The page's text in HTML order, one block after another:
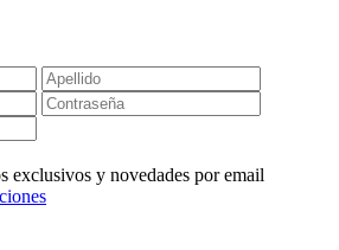
exclusivos y novedades por email